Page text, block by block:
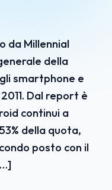
da Millennial
della
smartphone e
Dal report è
continui a
della quota,
posto con il